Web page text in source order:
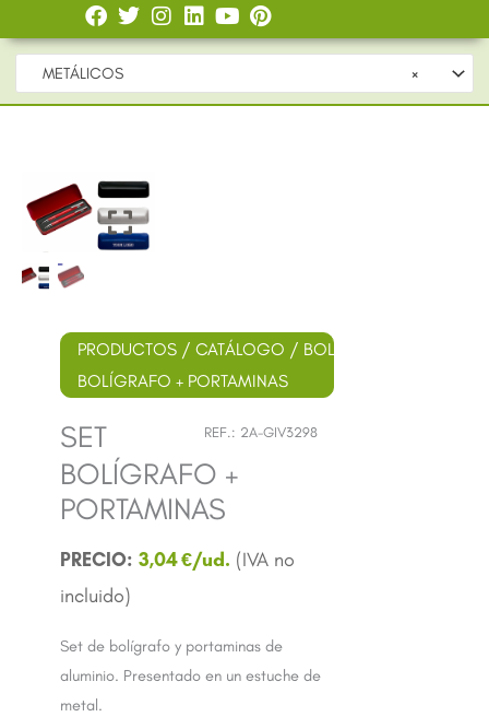
×
METÁLICOS
PRODUCTOS / CATÁLOGO / BOLÍGRAFOS
BOLÍGRAFO + PORTAMINAS
REF.: 2A-GIV3298
SET
BOLÍGRAFO +
PORTAMINAS
3,04€
Set de bolígrafo y portaminas de
aluminio. Presentado en un estuche de
metal.